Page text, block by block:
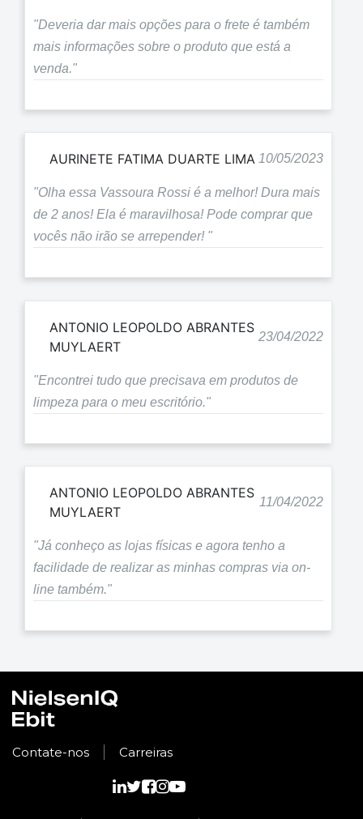
"Deveria dar mais opções para o frete é também
mais informações sobre o produto que está a
venda."
AURINETE FATIMA DUARTE LIMA 10/05/2023
"Olha essa Vassoura Rossi é a melhor! Dura mais
de 2 anos! Ela é maravilhosa! Pode comprar que
vocês não irão se arrepender! "
ANTONIO LEOPOLDO ABRANTES
MUYLAERT
23/04/2022
"Encontrei tudo que precisava em produtos de
limpeza para o meu escritório."
ANTONIO LEOPOLDO ABRANTES
MUYLAERT
11/04/2022
"Já conheço as lojas físicas e agora tenho a
facilidade de realizar as minhas compras via on-
line também."
Contate-nos Carreiras